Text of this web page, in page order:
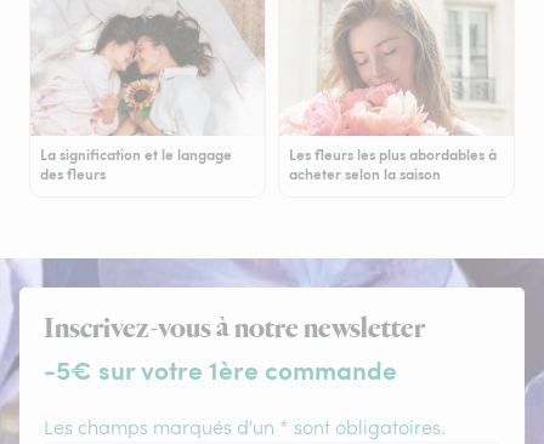
La signification et le langage
des fleurs
Les fleurs les plus abordables à
acheter selon la saison
Inscrivez-vous à notre newsletter
-5€ sur votre 1ère commande
Les champs marqués d'un * sont obligatoires.